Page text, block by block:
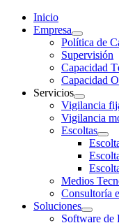
Inicio
Empresa
Política de
Supervisión
Capacidad
Capacidad
Servicios
Vigilancia
Vigilancia
Escoltas
Medios
Consultoría
Soluciones
Software de